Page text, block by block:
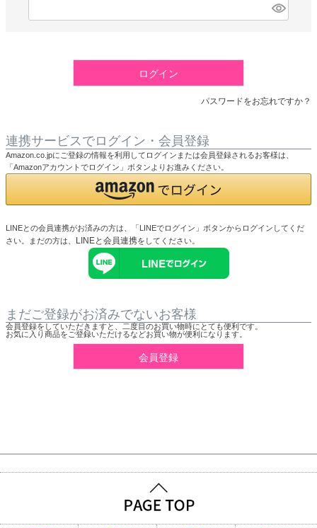
必
ログイン
パスワードをお忘れですか？
連携サービスでログイン・会員登録
Amazon.co.jpにご登録の情報を利用してログインまたは会員登録されるお客様は、
「Amazonアカウントでログイン」ボタンよりお進みください。
LINEとの会員連携がお済みの方は、「LINEでログイン」ボタンからログインしてくだ
さい。まだの方は、 LINEと会員連携をしてください。
まだご登録がお済みでないお客様
会員登録をしていただきますと、二度目のお買い物時にとても便利です。
お気に入り商品をご登録いただけるなどお買い物が便利になります。
会員登録